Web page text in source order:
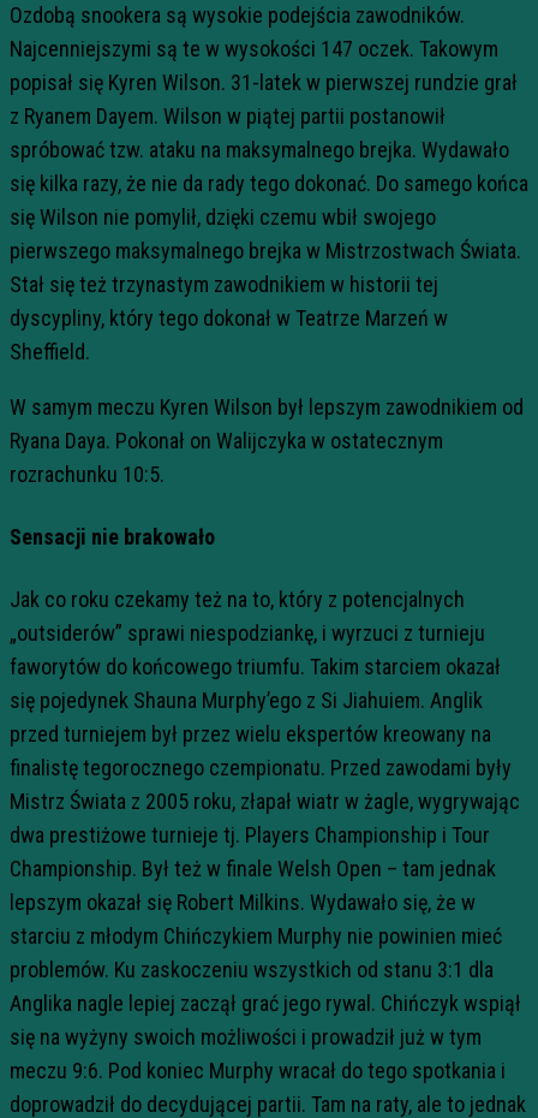
Ozdobą snookera są wysokie podejścia zawodników.
Najcenniejszymi są te w wysokości 147 oczek. Takowym
popisał się Kyren Wilson. 31-latek w pierwszej rundzie grał
z Ryanem Dayem. Wilson w piątej partii postanowił
spróbować tzw. ataku na maksymalnego brejka. Wydawało
się kilka razy, że nie da rady tego dokonać. Do samego końca
się Wilson nie pomylił, dzięki czemu wbił swojego
pierwszego maksymalnego brejka w Mistrzostwach Świata.
Stał się też trzynastym zawodnikiem w historii tej
dyscypliny, który tego dokonał w Teatrze Marzeń w
Sheffield.
W samym meczu Kyren Wilson był lepszym zawodnikiem od
Ryana Daya. Pokonał on Walijczyka w ostatecznym
rozrachunku 10:5.
Sensacji nie brakowało
Jak co roku czekamy też na to, który z potencjalnych
„outsiderów” sprawi niespodziankę, i wyrzuci z turnieju
faworytów do końcowego triumfu. Takim starciem okazał
się pojedynek Shauna Murphy’ego z Si Jiahuiem. Anglik
przed turniejem był przez wielu ekspertów kreowany na
finalistę tegorocznego czempionatu. Przed zawodami były
Mistrz Świata z 2005 roku, złapał wiatr w żagle, wygrywając
dwa prestiżowe turnieje tj. Players Championship i Tour
Championship. Był też w finale Welsh Open – tam jednak
lepszym okazał się Robert Milkins. Wydawało się, że w
starciu z młodym Chińczykiem Murphy nie powinien mieć
problemów. Ku zaskoczeniu wszystkich od stanu 3:1 dla
Anglika nagle lepiej zaczął grać jego rywal. Chińczyk wspiął
się na wyżyny swoich możliwości i prowadził już w tym
meczu 9:6. Pod koniec Murphy wracał do tego spotkania i
doprowadził do decydującej partii. Tam na raty, ale to jednak